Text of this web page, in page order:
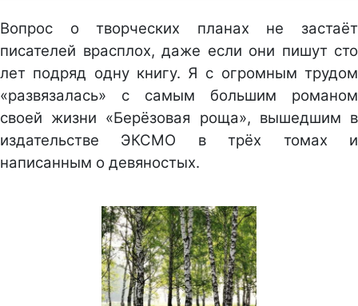
Вопрос о творческих планах не застаёт
писателей врасплох, даже если они пишут сто
лет подряд одну книгу. Я с огромным трудом
«развязалась» с самым большим романом
своей жизни «Берёзовая роща», вышедшим в
издательстве ЭКСМО в трёх томах и
написанным о девяностых.